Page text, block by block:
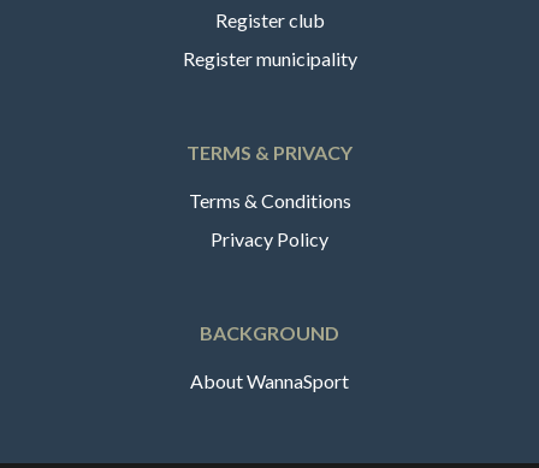
Register club
Register municipality
TERMS & PRIVACY
Terms & Conditions
Privacy Policy
BACKGROUND
About WannaSport